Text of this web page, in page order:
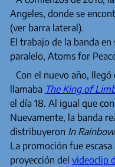
Angeles, donde se
(ver barra lateral).
El trabajo de la banda
paralelo, Atoms for
Con el nuevo año, llegó
llamaba The King of
el día 18. Al igual que con
Nuevamente, la banda
distribuyeron In
La promoción fue
proyección delvideoclip